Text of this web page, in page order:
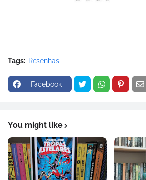
Tags: Resenhas
Facebook
You might like